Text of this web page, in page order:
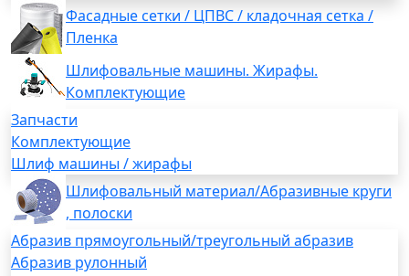
Фасадные сетки / ЦПВС / кладочная сетка /
Пленка
Шлифовальные машины. Жирафы.
Комплектующие
Запчасти
Комплектующие
Шлиф машины / жирафы
Шлифовальный материал/Абразивные круги
, полоски
Абразив прямоугольный/треугольный абразив
Абразив рулонный